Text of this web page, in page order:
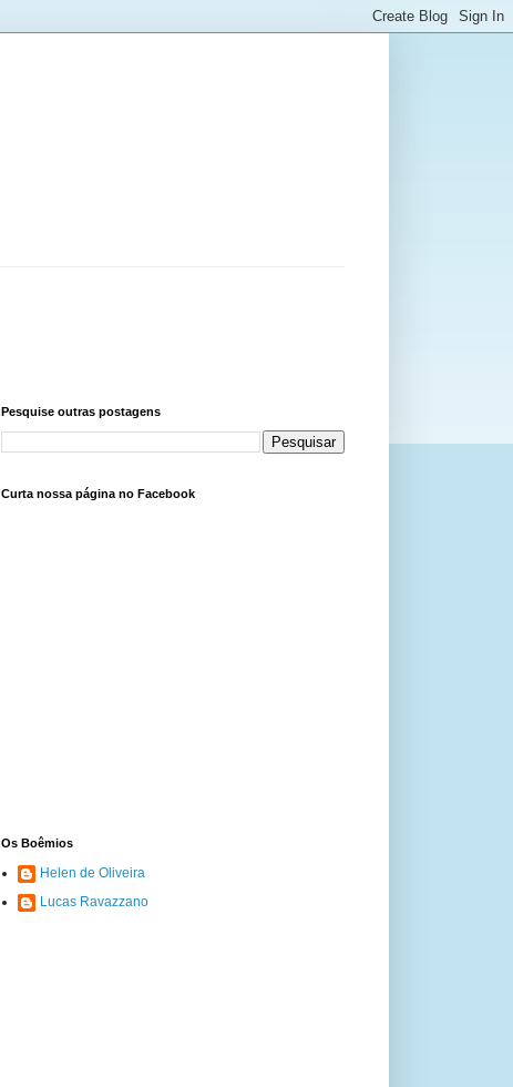
Pesquise outras postagens
Curta nossa página no Facebook
Os Boêmios
Helen de Oliveira
Lucas Ravazzano